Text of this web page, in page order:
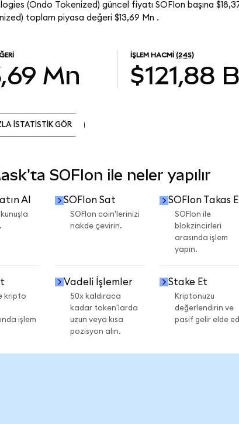
(Ondo Tokenized) güncel fiyatı SOFIon başına
toplam piyasa değeri $13,69 Mn .
Mn
İŞLEM HACMI (24S)
$121,88 B
İSTATİSTİK GÖR
SOFIon ile neler yapılır
Al SOFIon Sat
SOFIon coin'lerinizi
nakde çevirin.
SOFIon Takas
SOFIon ile
blokzincirleri
arasında işlem
yapın.
kripto
işlem
Vadeli İşlemler
50x kaldıraca
kadar token'larda
uzun veya kısa
pozisyon alın.
Stake Et
Kriptonuzu
değerlendirin ve
pasif gelir elde